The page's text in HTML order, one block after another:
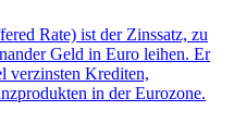
Rate) ist der Zinssatz, zu
Geld in Euro leihen. Er
verzinsten Krediten,
in der Eurozone.